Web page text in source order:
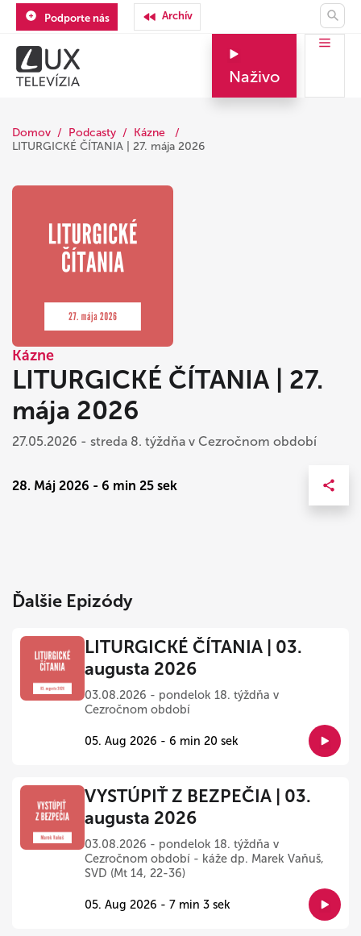
Podporte nás Archív
Naživo
Domov Podcasty
Kázne
LITURGICKÉ ČÍTANIA | 27. mája 2026
Kázne
LITURGICKÉ ČÍTANIA | 27.
mája 2026
27.05.2026 - streda 8. týždňa v Cezročnom období
28. Máj 2026 - 6 min 25 sek
Ďalšie Epizódy
LITURGICKÉ ČÍTANIA | 03.
augusta 2026
03.08.2026 - pondelok 18. týždňa v
Cezročnom období
05. Aug 2026 - 6 min 20 sek
VYSTÚPIŤ Z BEZPEČIA | 03.
augusta 2026
03.08.2026 - pondelok 18. týždňa v
Cezročnom období - káže dp. Marek Vaňuš,
SVD (Mt 14, 22-36)
05. Aug 2026 - 7 min 3 sek